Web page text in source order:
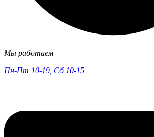
Мы работаем
Пн-Пт 10-19, Сб 10-15